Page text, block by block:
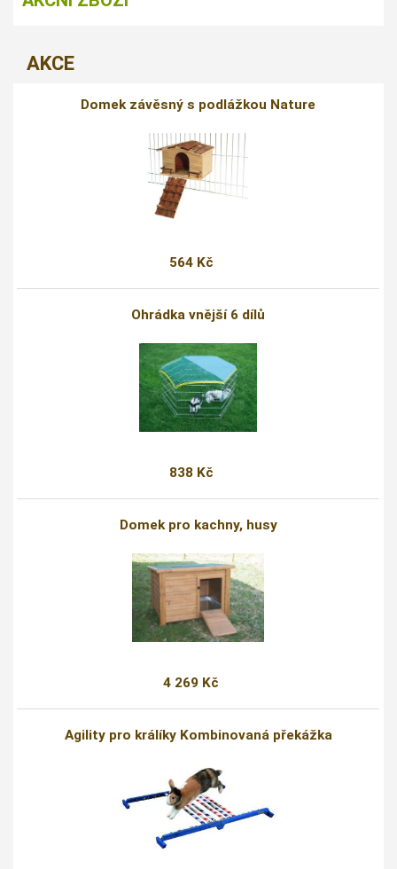
AKCE
Domek závěsný s podlážkou Nature
564 Kč
Ohrádka vnější 6 dílů
838 Kč
Domek pro kachny, husy
4 269 Kč
Agility pro králíky Kombinovaná překážka